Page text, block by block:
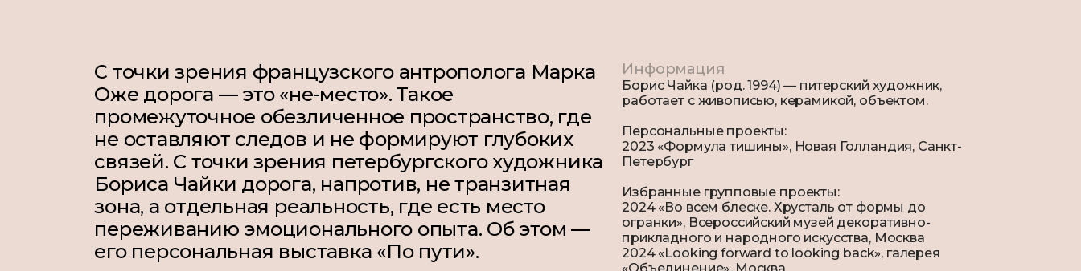
С точки зрения французского антрополога Марка
Оже дорога — это «не-место». Такое
промежуточное обезличенное пространство, где
не оставляют следов и не формируют глубоких
связей. С точки зрения петербургского художника
Бориса Чайки дорога, напротив, не транзитная
зона, а отдельная реальность, где есть место
переживанию эмоционального опыта. Об этом —
его персональная выставка «По пути».
Информация
Борис Чайка (род. 1994) — питерский художник,
работает с живописью, керамикой, объектом.
Персональные проекты:
2023 «Формула тишины», Новая Голландия, Санкт-
Петербург
Избранные групповые проекты:
2024 «Во всем блеске. Хрусталь от формы до
огранки», Всероссийский музей декоративно-
прикладного и народного искусства, Москва
2024 «Looking forward to looking back», галерея